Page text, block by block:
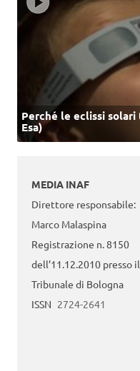
Perché le eclissi
Esa)
MEDIA INAF
Direttore responsabile:
Marco Malaspina
Registrazione n. 8150
dell’11.12.2010 presso il
Tribunale di Bologna
ISSN 2724-2641